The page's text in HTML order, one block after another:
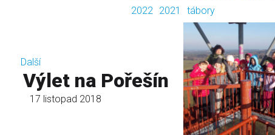
2022
2021 tábory
Další
Výlet na Pořešín
17 listopad 2018